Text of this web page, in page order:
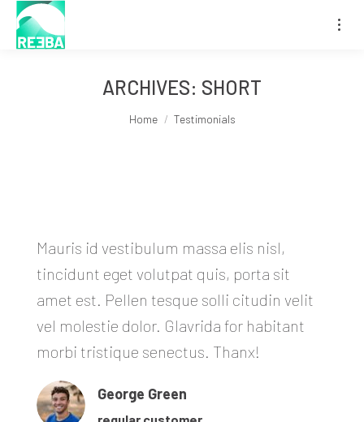
ARCHIVES: SHORT
You are here:
Home Testimonials
Mauris id vestibulum massa elis nisl,
tincidunt eget volutpat quis, porta sit
amet est. Pellen tesque solli citudin velit
vel molestie dolor. Glavrida for habitant
morbi tristique senectus. Thanx!
George Green